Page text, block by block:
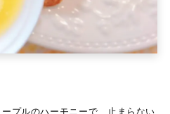
プルのハーモニーで、止まらない